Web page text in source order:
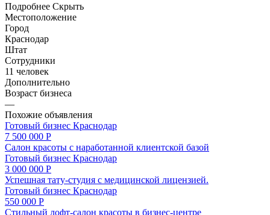
Подробнее Скрыть
Местоположение
Город
Краснодар
Штат
Сотрудники
11 человек
Дополнительно
Возраст бизнеса
—
Похожие объявления
Готовый бизнес Краснодар
7 500 000 Р
Салон красоты с наработанной клиентской базой
Готовый бизнес Краснодар
3 000 000 Р
Успешная тату-студия с медицинской лицензией.
Готовый бизнес Краснодар
550 000 Р
Стильный лофт-салон красоты в бизнес-центре